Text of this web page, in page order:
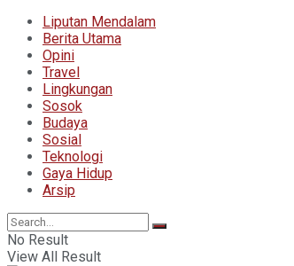
Liputan Mendalam
Berita Utama
Opini
Travel
Lingkungan
Sosok
Budaya
Sosial
Teknologi
Gaya Hidup
Arsip
No Result
View All Result